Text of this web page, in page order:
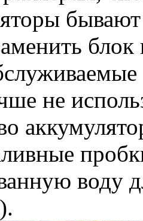
не
воду